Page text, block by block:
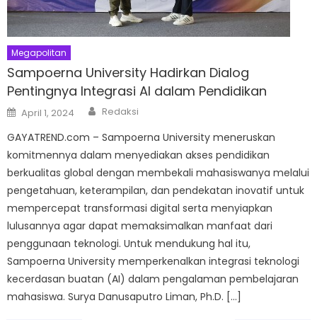
Megapolitan
Sampoerna University Hadirkan Dialog
Pentingnya Integrasi AI dalam Pendidikan
Posted
on
April 1, 2024 Author
Redaksi
GAYATREND.com – Sampoerna University meneruskan
komitmennya dalam menyediakan akses pendidikan
berkualitas global dengan membekali mahasiswanya melalui
pengetahuan, keterampilan, dan pendekatan inovatif untuk
mempercepat transformasi digital serta menyiapkan
lulusannya agar dapat memaksimalkan manfaat dari
penggunaan teknologi. Untuk mendukung hal itu,
Sampoerna University memperkenalkan integrasi teknologi
kecerdasan buatan (AI) dalam pengalaman pembelajaran
mahasiswa. Surya Danusaputro Liman, Ph.D. […]